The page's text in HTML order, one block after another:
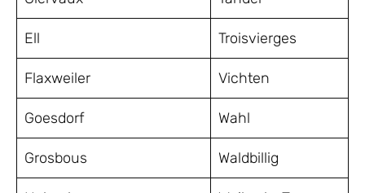
Ell Troisvierges
Flaxweiler Vichten
Goesdorf Wahl
Grosbous Waldbillig